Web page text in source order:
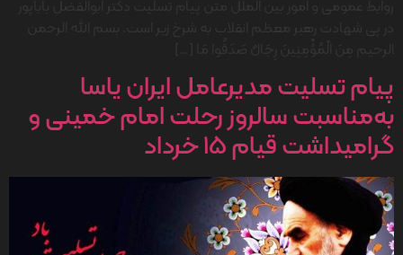
پیام تسلیت مدیرعامل ایران یاسا
به‌مناسبت سالروز رحلت امام خمینی و
گرامیداشت قیام ۱۵ خرداد